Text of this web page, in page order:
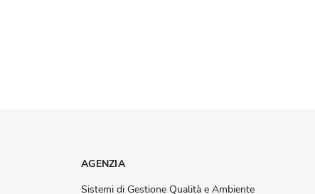
AGENZIA
Sistemi di Gestione Qualità e Ambiente